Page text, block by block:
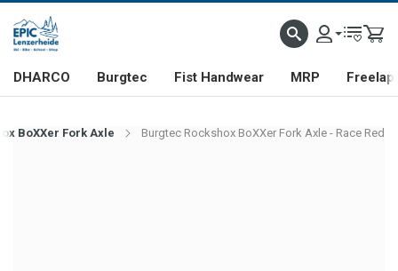
DHARCO Burgtec Fist Handwear MRP Freelap
BoXXer Fork Axle Burgtec Rockshox BoXXer Fork Axle - Race Red